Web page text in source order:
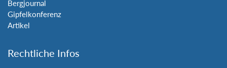
Bergjournal
Gipfelkonferenz
Artikel
Rechtliche Infos